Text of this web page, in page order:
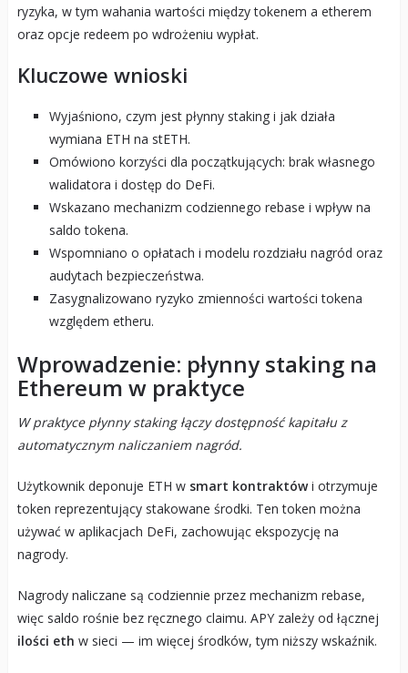
ryzyka, w tym wahania wartości między tokenem a etherem
oraz opcje redeem po wdrożeniu wypłat.
Kluczowe wnioski
Wyjaśniono, czym jest płynny staking i jak działa
wymiana ETH na stETH.
Omówiono korzyści dla początkujących: brak własnego
walidatora i dostęp do DeFi.
Wskazano mechanizm codziennego rebase i wpływ na
saldo tokena.
Wspomniano o opłatach i modelu rozdziału nagród oraz
audytach bezpieczeństwa.
Zasygnalizowano ryzyko zmienności wartości tokena
względem etheru.
Wprowadzenie: płynny staking na
Ethereum w praktyce
W praktyce płynny staking łączy dostępność kapitału z
automatycznym naliczaniem nagród.
Użytkownik deponuje ETH w smart kontraktówi otrzymuje
token reprezentujący stakowane środki. Ten token można
używać w aplikacjach DeFi, zachowując ekspozycję na
nagrody.
Nagrody naliczane są codziennie przez mechanizm rebase,
więc saldo rośnie bez ręcznego claimu. APY zależy od łącznej
ilości eth w sieci — im więcej środków, tym niższy wskaźnik.